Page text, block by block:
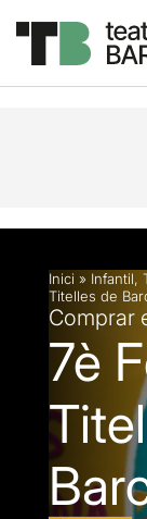
Inici » Infantil,
Titelles de
Comprar
7è